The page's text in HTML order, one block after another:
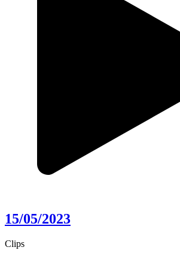
15/05/2023
Clips